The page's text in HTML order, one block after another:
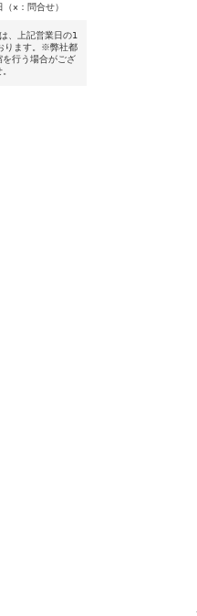
（×：問合せ）
、上記営業日の1
ります。※弊社都
行う場合がござ